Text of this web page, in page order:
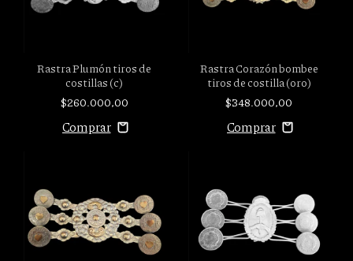
Rastra Plumón tiros de
costillas (c)
$260.000,00
Rastra Corazón bombee
tiros de costilla (oro)
$348.000,00